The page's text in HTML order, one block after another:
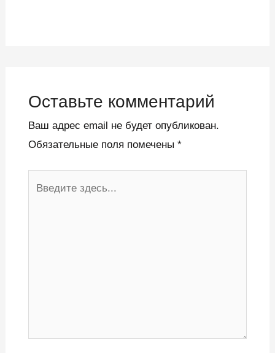
Оставьте комментарий
Ваш адрес email не будет опубликован.
Обязательные поля помечены *